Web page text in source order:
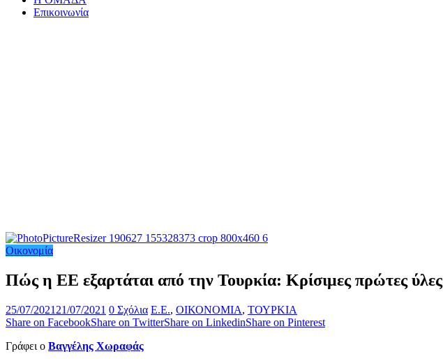
Επικοινωνία
Οικονομία
Πώς η ΕΕ εξαρτάται από την Τουρκία: Κρίσιμες πρώτες ύλες
25/07/2021 21/07/2021 0 Σχόλια E.E., ΟΙΚΟΝΟΜΙΑ, ΤΟΥΡΚΙΑ
Share on FacebookShare on TwitterShare on LinkedinShare on Pinterest
Γράφει ο Βαγγέλης Χωραφάς